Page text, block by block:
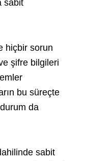
sabit
hiçbir sorun
şifre bilgileri
bu süreçte
da
sabit